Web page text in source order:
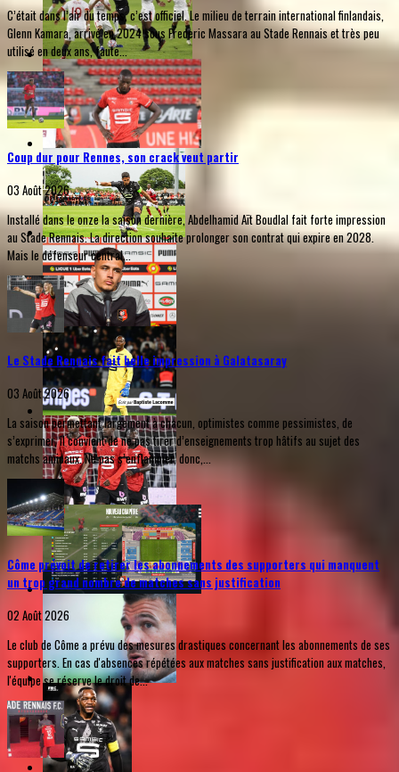
C’était dans l’air du temps, c’est officiel. Le milieu de terrain international finlandais,
Glenn Kamara, arrivé en 2024 sous Frederic Massara au Stade Rennais et très peu
utilisé en deux ans, faute...
Coup dur pour Rennes, son crack veut partir
03 Août 2026
Installé dans le onze la saison dernière, Abdelhamid Aït Boudlal fait forte impression
au Stade Rennais. La direction souhaite prolonger son contrat qui expire en 2028.
Mais le défenseur central...
Le Stade Rennais fait belle impression à Galatasaray
03 Août 2026
La saison permettant largement à chacun, optimistes comme pessimistes, de
s’exprimer, il convient de ne pas tirer d’enseignements trop hâtifs au sujet des
matchs amicaux. Ne pas s’enflammer, donc,...
Côme prévoit de retirer les abonnements des supporters qui manquent
un trop grand nombre de matches sans justification
02 Août 2026
Le club de Côme a prévu des mesures drastiques concernant les abonnements de ses
supporters. En cas d'absences répétées aux matches sans justification aux matches,
l'équipe se réserve le droit de...